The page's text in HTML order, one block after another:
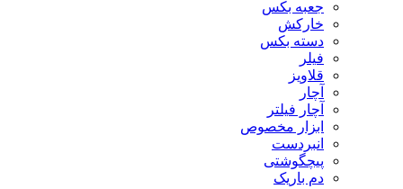
جعبه بکس
خارکش
دسته بکس
فیلر
قلاویز
آچار
آچار فیلتر
ابزار مخصوص
انبردست
پیچگوشتی
دم باریک